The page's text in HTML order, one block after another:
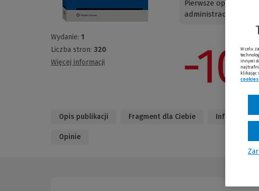
Wydanie: 1
Liczba stron: 320
Więcej informacji
Pierwsze
administracyjnego w
Opis publikacji Fragment dla Ciebie Informacje
Opinie
W celu
innymi
klikając
cookies